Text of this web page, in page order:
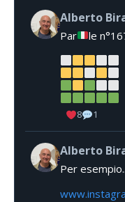
Alberto
Par le
8 1
Alberto
Per